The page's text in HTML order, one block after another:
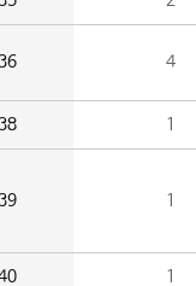
4
1
1
1